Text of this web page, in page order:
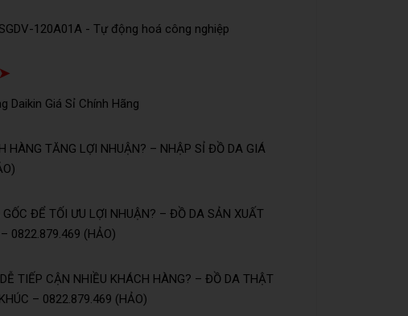
120A01A - Tự động hoá công nghiệp
Daikin Giá Sỉ Chính Hãng
HÀNG TĂNG LỢI NHUẬN? – NHẬP SỈ ĐỒ DA GIÁ
ĐỂ TỐI ƯU LỢI NHUẬN? – ĐỒ DA SẢN XUẤT
0822.879.469 (HẢO)
TIẾP CẬN NHIỀU KHÁCH HÀNG? – ĐỒ DA THẬT
– 0822.879.469 (HẢO)